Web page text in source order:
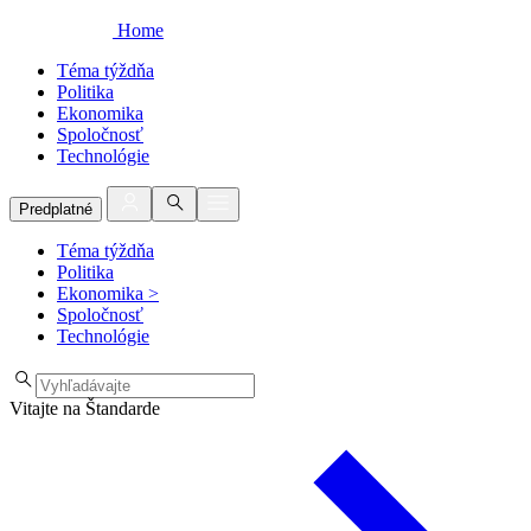
Home
Téma týždňa
Politika
Ekonomika
Spoločnosť
Technológie
Predplatné
Téma týždňa
Politika
Ekonomika >
Spoločnosť
Technológie
Vitajte na Štandarde